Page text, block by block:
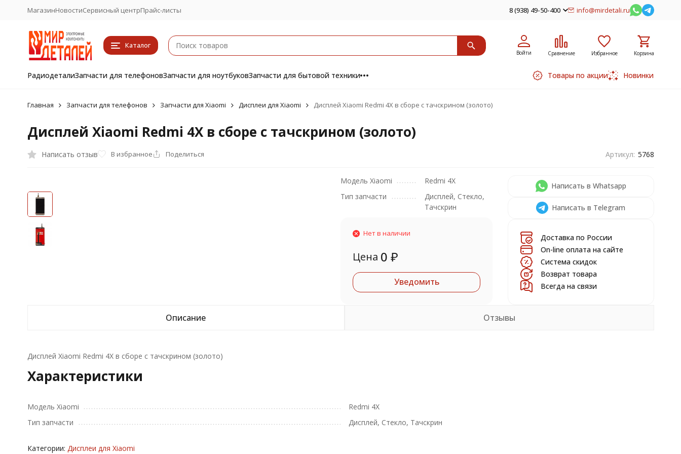
МагазинНовостиСервисный центрПрайс-листы 8 (938) 49-50-400 info@mirdetali.ru
Каталог
Войти Сравнение Избранное Корзина
РадиодеталиЗапчасти для телефоновЗапчасти для ноутбуковЗапчасти для бытовой техники Товары по акции Новинки
Главная Запчасти для телефонов Запчасти для Xiaomi Дисплеи для Xiaomi Дисплей Xiaomi Redmi 4X в сборе с тачскрином (золото)
Дисплей Xiaomi Redmi 4X в сборе с тачскрином (золото)
Написать отзыв В избранное Поделиться Артикул: 5768
Модель Xiaomi
Redmi 4X
Тип запчасти
Дисплей, Стекло,
Тачскрин
Нет в наличии
Цена 0 ₽
Уведомить
Написать в Whatsapp
Написать в Telegram
Доставка по России
On-line оплата на сайте
Система скидок
Возврат товара
Всегда на связи
Описание Отзывы
Дисплей Xiaomi Redmi 4X в сборе с тачскрином (золото)
Характеристики
Модель Xiaomi
Redmi 4X
Тип запчасти
Дисплей, Стекло, Тачскрин
Категории: Дисплеи для Xiaomi